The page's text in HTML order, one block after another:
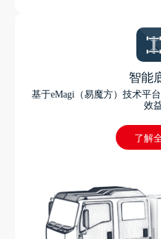
智能
基于eMagi（易魔方）技术平
效
了解